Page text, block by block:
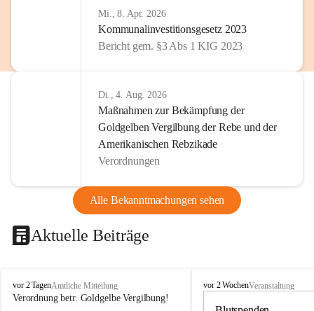
Mi., 8. Apr. 2026
Kommunalinvestitionsgesetz 2023
Bericht gem. §3 Abs 1 KIG 2023
Di., 4. Aug. 2026
Maßnahmen zur Bekämpfung der
Goldgelben Vergilbung der Rebe und der
Amerikanischen Rebzikade
Verordnungen
Alle Bekanntmachungen sehen
Aktuelle Beiträge
B
r
vor 2 TagenAmtliche Mitteilung
Verordnung betr. Goldgelbe Vergilbung!
B
vor 2 WochenVeranstaltung